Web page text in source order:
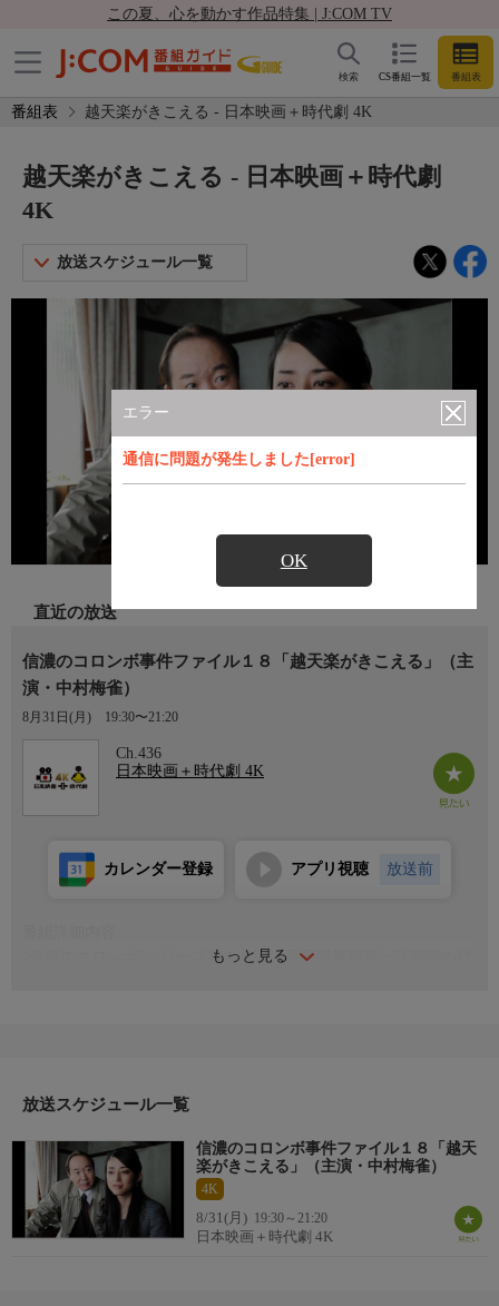
この夏、心を動かす作品特集 | J:COM TV
CS番組一覧 番組表
検索
番組表 越天楽がきこえる - 日本映画＋時代劇 4K
エラー
通信に問題が発生しました[error]
OK
越天楽がきこえる - 日本映画＋時代劇
4K
放送スケジュール一覧
直近の放送
信濃のコロンボ事件ファイル１８「越天楽がきこえる」（主
演・中村梅雀）
8月31日(月) 19:30〜21:20
Ch.436
日本映画＋時代劇 4K
もっと見る
カレンダー登録 アプリ視聴 放送前
“信濃のコロンボ”シリーズ第１８弾！長野県警捜査一課警部の竹
緒に神社を訪れた女性と判明。竹村は、2人の関係を徹底的に捜
放送スケジュール一覧
信濃のコロンボ事件ファイル１８「越天
楽がきこえる」（主演・中村梅雀）
4K
8/31(月) 19:30～21:20
日本映画＋時代劇 4K